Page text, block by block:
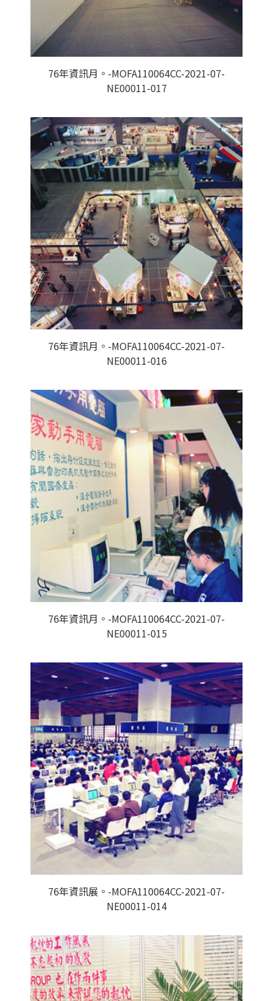
76年資訊月。-MOFA110064CC-2021-07-
NE00011-017
76年資訊月。-MOFA110064CC-2021-07-
NE00011-016
76年資訊月。-MOFA110064CC-2021-07-
NE00011-015
76年資訊展。-MOFA110064CC-2021-07-
NE00011-014